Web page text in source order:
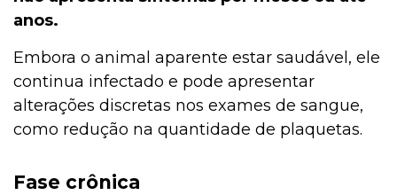
anos.
Embora o animal aparente estar saudável, ele
continua infectado e pode apresentar
alterações discretas nos exames de sangue,
como redução na quantidade de plaquetas.
Fase crônica